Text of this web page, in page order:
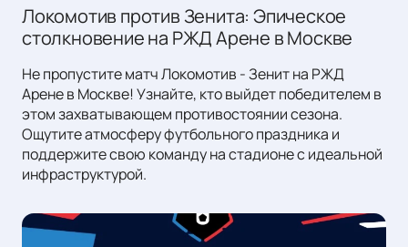
Локомотив против Зенита: Эпическое
столкновение на РЖД Арене в Москве
Не пропустите матч Локомотив - Зенит на РЖД
Арене в Москве! Узнайте, кто выйдет победителем в
этом захватывающем противостоянии сезона.
Ощутите атмосферу футбольного праздника и
поддержите свою команду на стадионе с идеальной
инфраструктурой.